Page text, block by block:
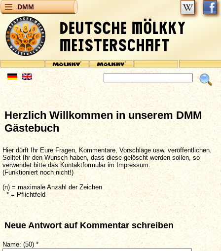
DMM
Herzlich Willkommen in unserem DMM
Gästebuch
Hier dürft Ihr Eure Fragen, Kommentare, Vorschläge usw. veröffentlichen.
Solltet Ihr den Wunsch haben, dass diese gelöscht werden sollen, so
verwendet bitte das Kontaktformular im Impressum.
(Funktioniert noch nicht!)
(n) = maximale Anzahl der Zeichen
* = Pflichtfeld
Neue Antwort auf Kommentar schreiben
Name: (50) *